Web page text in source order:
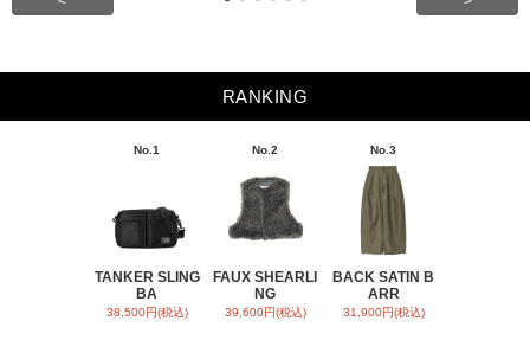
RANKING
No.1
TANKER SLING
BA
38,500円(税込)
No.2
FAUX SHEARLI
NG
39,600円(税込)
No.3
BACK SATIN B
ARR
31,900円(税込)